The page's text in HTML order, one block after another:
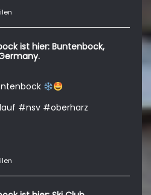
ist hier: Buntenbock,
#nsv #oberharz